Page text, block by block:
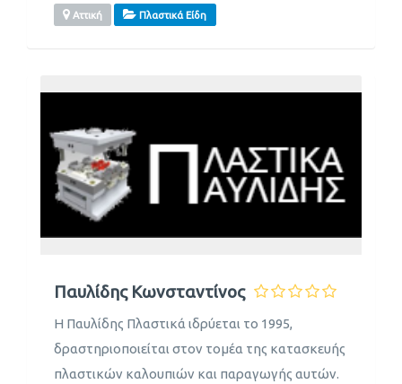
Αττική Πλαστικά Είδη
Παυλίδης Κωνσταντίνος
Η Παυλίδης Πλαστικά ιδρύεται το 1995,
δραστηριοποιείται στον τομέα της κατασκευής
πλαστικών καλουπιών και παραγωγής αυτών.